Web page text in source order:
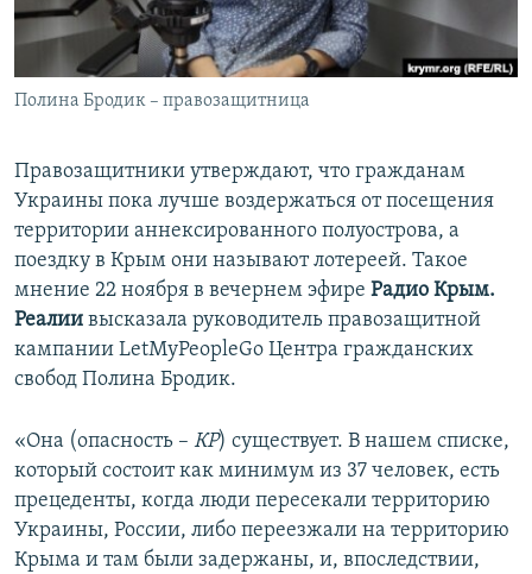
ПОБЕДИТЕЛЕЙ НЕ СУДЯТ?
КРЫМ.НЕПОКОРЕННЫЙ
ELIFBE
ПРИСОЕДИНЯЙТЕСЬ!
Все сайты RFE/RL
Полина Бродик – правозащитница
Правозащитники утверждают, что гражданам
Украины пока лучше воздержаться от посещения
территории аннексированного полуострова, а
поездку в Крым они называют лотереей. Такое
мнение 22 ноября в вечернем эфире Радио Крым.
Реалии высказала руководитель правозащитной
кампании LetMyPeopleGo Центра гражданских
свобод Полина Бродик.
«Она (опасность – КР) существует. В нашем списке,
который состоит как минимум из 37 человек, есть
прецеденты, когда люди пересекали территорию
Украины, России, либо переезжали на территорию
Крыма и там были задержаны, и, впоследствии,